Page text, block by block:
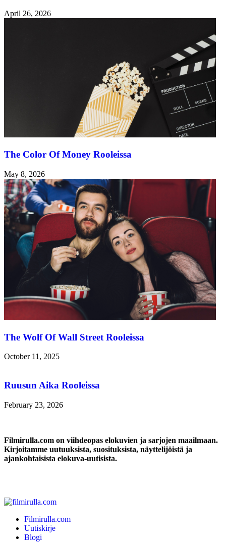
April 26, 2026
The Color Of Money Rooleissa
May 8, 2026
The Wolf Of Wall Street Rooleissa
October 11, 2025
Ruusun Aika Rooleissa
February 23, 2026
Filmirulla.com on viihdeopas elokuvien ja sarjojen maailmaan.
Kirjoitamme uutuuksista, suosituksista, näyttelijöistä ja
ajankohtaisista elokuva-uutisista.
Filmirulla.com
Uutiskirje
Blogi